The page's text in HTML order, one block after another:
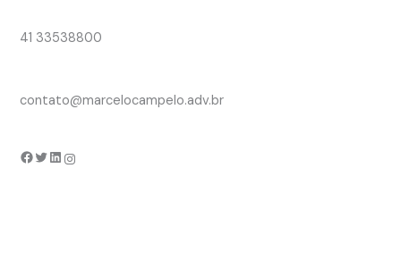
41 33538800
contato@marcelocampelo.adv.br